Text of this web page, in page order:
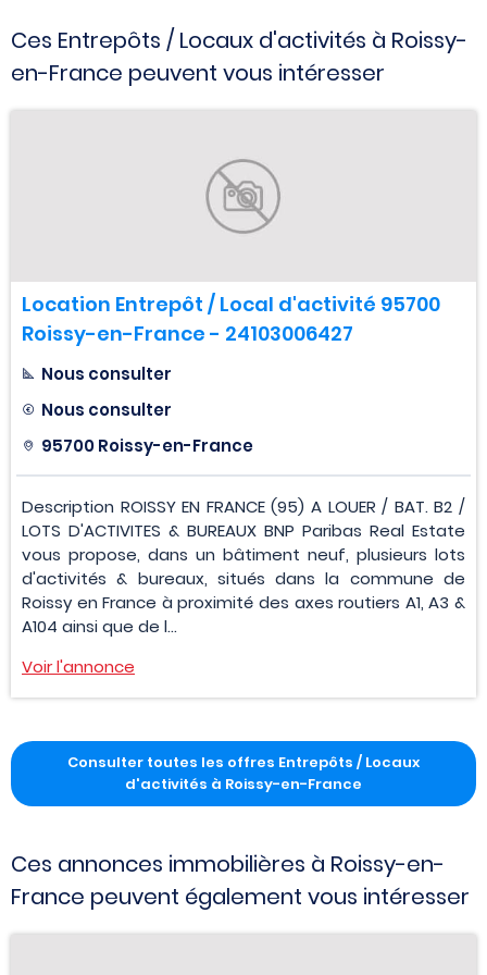
Ces Entrepôts / Locaux d'activités à Roissy-
en-France peuvent vous intéresser
Location Entrepôt / Local d'activité 95700
Roissy-en-France - 24103006427
Nous consulter
Nous consulter
95700 Roissy-en-France
Description ROISSY EN FRANCE (95) A LOUER / BAT. B2 /
LOTS D'ACTIVITES & BUREAUX BNP Paribas Real Estate
vous propose, dans un bâtiment neuf, plusieurs lots
d'activités & bureaux, situés dans la commune de
Roissy en France à proximité des axes routiers A1, A3 &
A104 ainsi que de l...
Voir l'annonce
Consulter toutes les offres Entrepôts / Locaux
d'activités à Roissy-en-France
Ces annonces immobilières à Roissy-en-
France peuvent également vous intéresser